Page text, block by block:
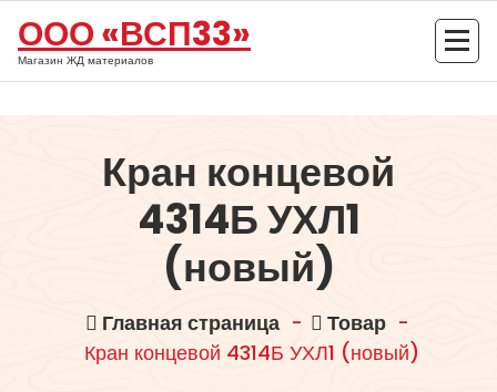
содержимому
ООО «ВСП33»
Магазин ЖД материалов
Кран концевой
4314Б УХЛ1
(новый)
Главная страница- Товар-
Кран концевой 4314Б УХЛ1 (новый)